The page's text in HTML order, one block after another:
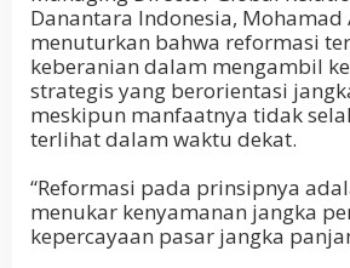
Danantara Indonesia, Mohamad
menuturkan bahwa reformasi
keberanian dalam mengambil
strategis yang berorientasi
meskipun manfaatnya tidak
terlihat dalam waktu dekat.
“Reformasi pada prinsipnya
menukar kenyamanan jangka
kepercayaan pasar jangka